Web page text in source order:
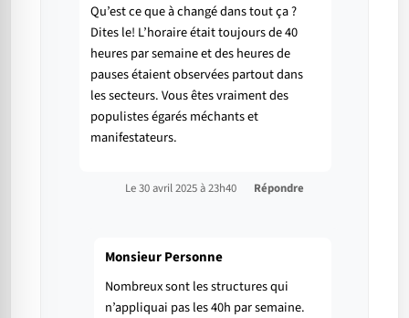
Qu’est ce que à changé dans tout ça ?
Dites le! L’horaire était toujours de 40
heures par semaine et des heures de
pauses étaient observées partout dans
les secteurs. Vous êtes vraiment des
populistes égarés méchants et
manifestateurs.
Le 30 avril 2025 à 23h40 Répondre
Monsieur Personne
Nombreux sont les structures qui
n’appliquai pas les 40h par semaine.